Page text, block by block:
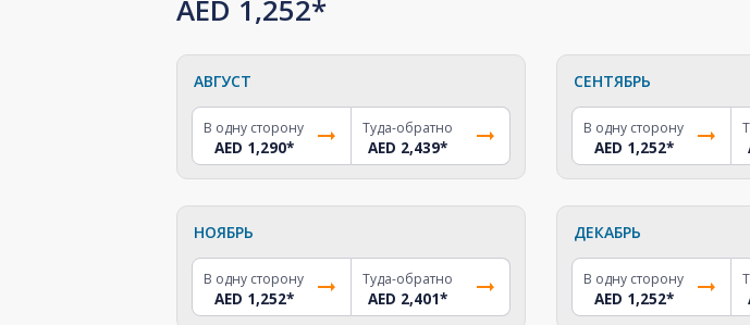
AED 1,252*
АВГУСТ
В одну сторону
AED 1,290*
Туда-обратно
AED 2,439*
СЕНТЯБРЬ
В одну сторону
AED 1,252*
НОЯБРЬ
В одну сторону
AED 1,252*
Туда-обратно
AED 2,401*
ДЕКАБРЬ
В одну сторону
AED 1,252*